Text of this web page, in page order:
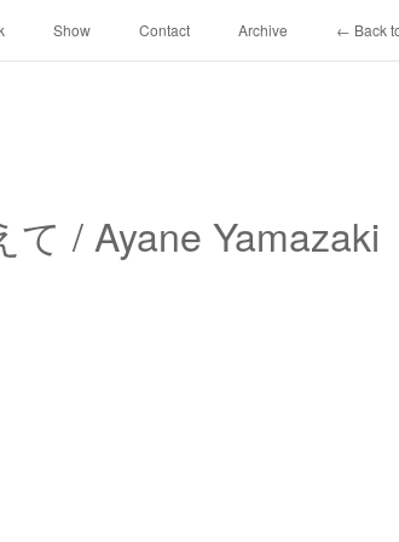
Show Contact Archive ← Back
/ Ayane Yamazaki